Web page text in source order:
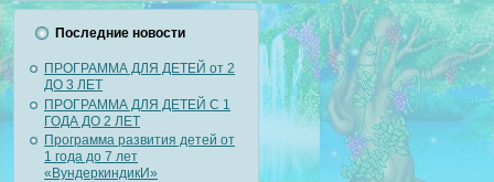
Последние новости
ПРОГРАММА ДЛЯ ДЕТЕЙ от 2
ДО 3 ЛЕТ
ПРОГРАММА ДЛЯ ДЕТЕЙ С 1
ГОДА ДО 2 ЛЕТ
Программа развития детей от
1 года до 7 лет
«ВундеркиндикИ»